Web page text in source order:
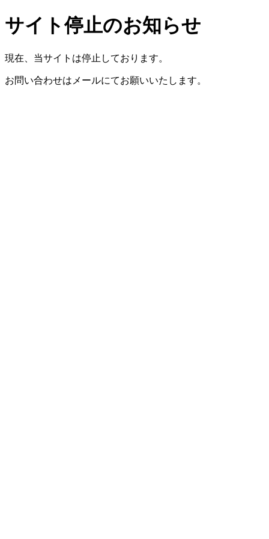
サイト停止のお知らせ
現在、当サイトは停止しております。
お問い合わせはメールにてお願いいたします。